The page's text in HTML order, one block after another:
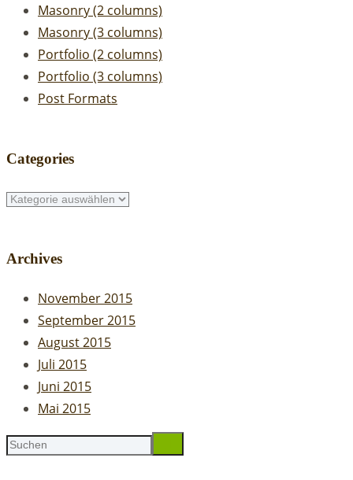
Masonry (2 columns)
Masonry (3 columns)
Portfolio (2 columns)
Portfolio (3 columns)
Post Formats
Categories
Categories
Archives
November 2015
September 2015
August 2015
Juli 2015
Juni 2015
Mai 2015